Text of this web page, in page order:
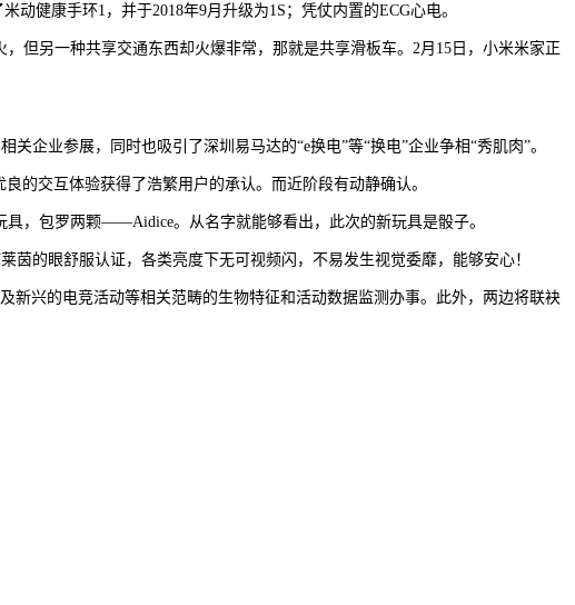
健康手环1，并于2018年9月升级为1S；凭仗内置的ECG心电。
另一种共享交通东西却火爆非常，那就是共享滑板车。2月15日，小米米家正
业参展，同时也吸引了深圳易马达的“e换电”等“换电”企业争相“秀肌肉”。
的交互体验获得了浩繁用户的承认。而近阶段有动静确认。
，包罗两颗——Aidice。从名字就能够看出，此次的新玩具是骰子。
的眼舒服认证，各类亮度下无可视频闪，不易发生视觉委靡，能够安心！
兴的电竞活动等相关范畴的生物特征和活动数据监测办事。此外，两边将联袂